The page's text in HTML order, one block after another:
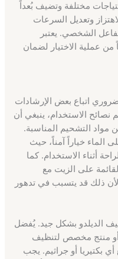
مختلفة وتضيف بُعداً
وتعديل السرعات
الشخصي. يعتبر
عملية الاختيار لضمان
اتباع بعض الإرشادات
الاستخدام، ينبغي أن
مواد التشحيم المناسبة.
الماء خياراً آمناً، حيث
أثناء الاستخدام. كما
على الزيت مع
ذلك قد يتسبب في تدهور
الديلدو بشكل جيد. يُفضل
أو منتج مخصص لتنظيف
بكتيريا أو جراثيم. يجب